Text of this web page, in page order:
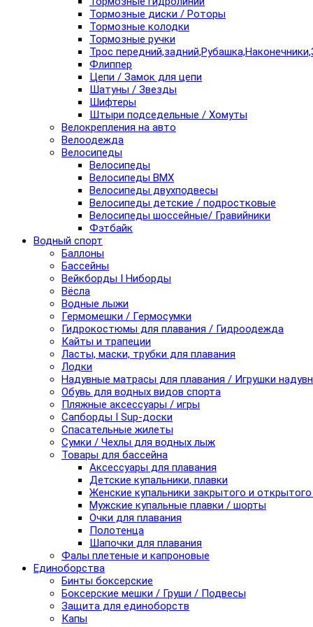
Тормозные диски / Роторы
Тормозные колодки
Тормозные ручки
Трос
Флиппер
Цепи / Замок для цепи
Шатуны / Звезды
Шифтеры
Штыри подседельные / Хомуты
Велокрепления на авто
Велоодежда
Велосипеды
Велосипеды
Велосипеды BMX
Велосипеды двухподвесы
Велосипеды детские / подростковые
Велосипеды шоссейные/ Гравийники
Фэтбайк
Водный спорт
Баллоны
Бассейны
Вейкборды I Ниборды
Вёсла
Водные лыжи
Гермомешки / Гермосумки
Гидрокостюмы для плавания / Гидроодежда
Кайты и трапеции
Ласты, маски, трубки для плавания
Лодки
Надувные матрасы для плавания / Игрушки
Обувь для водных видов спорта
Пляжные аксессуары / игры
Сапборды I Sup-доски
Спасательные жилеты
Сумки / Чехлы для водных лыж
Товары для бассейна
Аксессуары для плавания
Детские купальники, плавки
Женские купальники закрытого и
Мужские купальные плавки / шорты
Очки для плавания
Полотенца
Шапочки для плавания
Фалы плетеные и капроновые
Единоборства
Бинты боксерские
Боксерские мешки / Груши / Подвесы
Защита для единоборств
Капы